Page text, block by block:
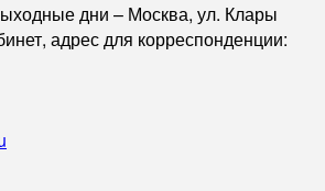
дни – Москва, ул. Клары
адрес для корреспонденции: